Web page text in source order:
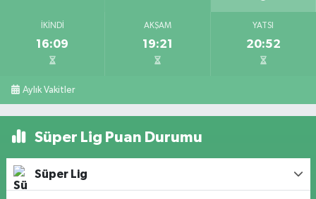
İKINDI
16:09
AKŞAM
19:21
YATSI
20:52
Aylık Vakitler
Süper Lig Puan Durumu
Süper Lig